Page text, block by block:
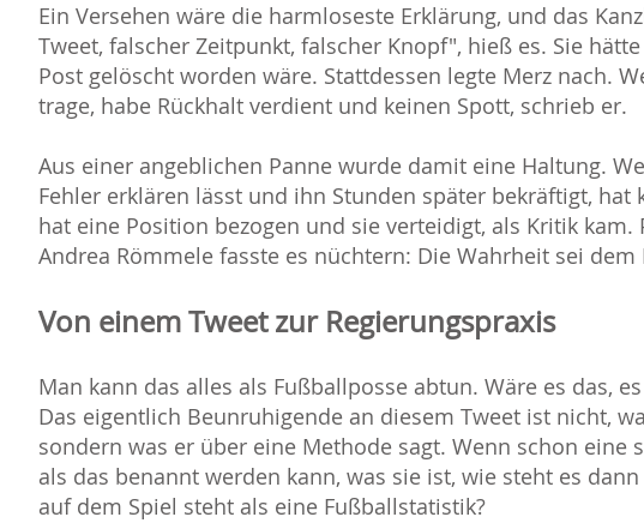
Ein Versehen wäre die harmloseste Erklärung, und das
Tweet, falscher Zeitpunkt, falscher Knopf", hieß es. Sie
Post gelöscht worden wäre. Stattdessen legte Merz nach.
trage, habe Rückhalt verdient und keinen Spott, schrieb er.
Aus einer angeblichen Panne wurde damit eine Haltung.
Fehler erklären lässt und ihn Stunden später bekräftigt, hat
hat eine Position bezogen und sie verteidigt, als Kritik
Andrea Römmele fasste es nüchtern: Die Wahrheit sei
Von einem Tweet zur Regierungspraxis
Man kann das alles als Fußballposse abtun. Wäre es das,
Das eigentlich Beunruhigende an diesem Tweet ist nicht,
sondern was er über eine Methode sagt. Wenn schon eine
als das benannt werden kann, was sie ist, wie steht es
auf dem Spiel steht als eine Fußballstatistik?